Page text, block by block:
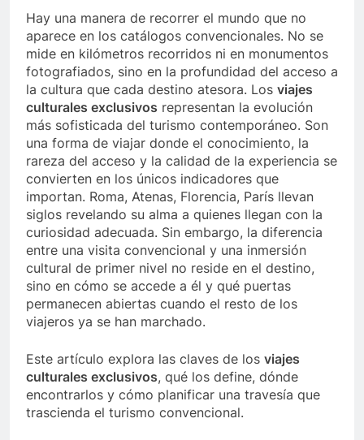
Hay una manera de recorrer el mundo que no
aparece en los catálogos convencionales. No se
mide en kilómetros recorridos ni en monumentos
fotografiados, sino en la profundidad del acceso a
la cultura que cada destino atesora. Los viajes
culturales exclusivos representan la evolución
más sofisticada del turismo contemporáneo. Son
una forma de viajar donde el conocimiento, la
rareza del acceso y la calidad de la experiencia se
convierten en los únicos indicadores que
importan. Roma, Atenas, Florencia, París llevan
siglos revelando su alma a quienes llegan con la
curiosidad adecuada. Sin embargo, la diferencia
entre una visita convencional y una inmersión
cultural de primer nivel no reside en el destino,
sino en cómo se accede a él y qué puertas
permanecen abiertas cuando el resto de los
viajeros ya se han marchado.
Este artículo explora las claves de los viajes
culturales exclusivos, qué los define, dónde
encontrarlos y cómo planificar una travesía que
trascienda el turismo convencional.